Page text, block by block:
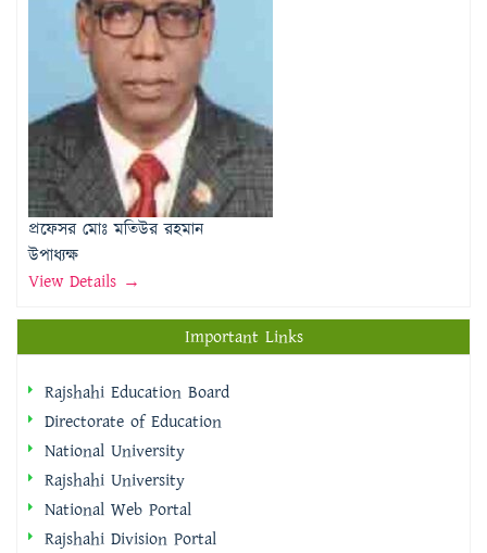
প্রফেসর মোঃ মতিউর রহমান
উপাধ্যক্ষ
View Details →
Rajshahi Education Board
Directorate of Education
Rajshahi University
National Web Portal
Rajshahi Division Portal
Rajshahi City Corporation
Rajshahi District Portal